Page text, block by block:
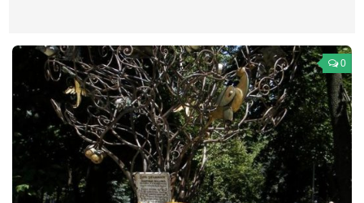
Деньги
Традиции
Опросы
Экология
Здоровье
Здоровый образ жизни
0